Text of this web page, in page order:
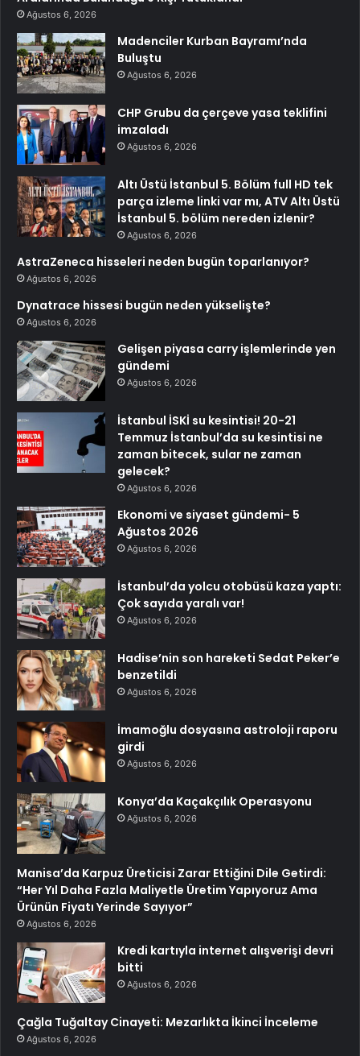
Ağustos 6, 2026
Madenciler Kurban Bayramı’nda
Buluştu
Ağustos 6, 2026
CHP Grubu da çerçeve yasa teklifini
imzaladı
Ağustos 6, 2026
Altı Üstü İstanbul 5. Bölüm full HD tek
parça izleme linki var mı, ATV Altı Üstü
İstanbul 5. bölüm nereden izlenir?
Ağustos 6, 2026
AstraZeneca hisseleri neden bugün toparlanıyor?
Ağustos 6, 2026
Dynatrace hissesi bugün neden yükselişte?
Ağustos 6, 2026
Gelişen piyasa carry işlemlerinde yen
gündemi
Ağustos 6, 2026
İstanbul İSKİ su kesintisi! 20-21
Temmuz İstanbul’da su kesintisi ne
zaman bitecek, sular ne zaman
gelecek?
Ağustos 6, 2026
Ekonomi ve siyaset gündemi- 5
Ağustos 2026
Ağustos 6, 2026
İstanbul’da yolcu otobüsü kaza yaptı:
Çok sayıda yaralı var!
Ağustos 6, 2026
Hadise’nin son hareketi Sedat Peker’e
benzetildi
Ağustos 6, 2026
İmamoğlu dosyasına astroloji raporu
girdi
Ağustos 6, 2026
Konya’da Kaçakçılık Operasyonu
Ağustos 6, 2026
Manisa’da Karpuz Üreticisi Zarar Ettiğini Dile Getirdi:
“Her Yıl Daha Fazla Maliyetle Üretim Yapıyoruz Ama
Ürünün Fiyatı Yerinde Sayıyor”
Ağustos 6, 2026
Kredi kartıyla internet alışverişi devri
bitti
Ağustos 6, 2026
Çağla Tuğaltay Cinayeti: Mezarlıkta İkinci İnceleme
Ağustos 6, 2026